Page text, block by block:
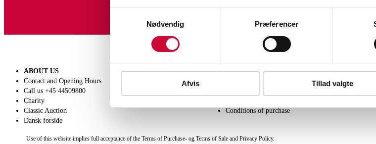
Nødvendig
Præferencer
Afvis Tillad valgte
Sign up for our newsletter and receive news and offers directly in your
ABOUT US
Contact and Opening Hours
Call us +45 44509800
Charity
Classic Auction
Dansk forside
SELL
PURCHASE
Conditions of purchase
Use of this website implies full acceptance of the Terms of Purchase- og Terms of Sale and Privacy Policy.